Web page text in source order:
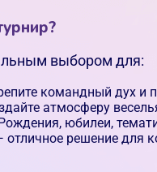
выбором для:
командный дух и
атмосферу
юбилеи,
отличное решение для